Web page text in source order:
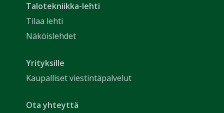
Talotekniikka-lehti
Tilaa lehti
Näköislehdet
Yrityksille
Kaupalliset viestintäpalvelut
Ota yhteyttä